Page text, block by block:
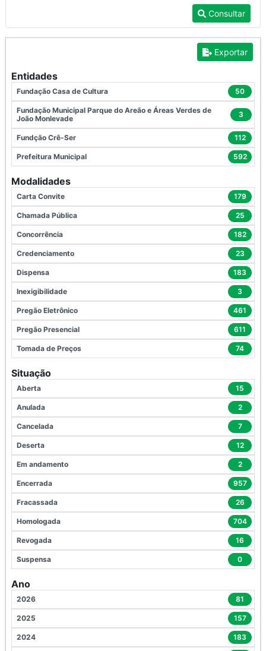
Consultar
Exportar
Entidades
Fundação Casa de Cultura 50
Fundação Municipal Parque do Areão e Áreas Verdes de
João Monlevade
3
Fundção Crê-Ser 112
Prefeitura Municipal 592
Modalidades
Carta Convite 179
Chamada Pública 25
Concorrência 182
Credenciamento 23
Dispensa 183
Inexigibilidade 3
Pregão Eletrônico 461
Pregão Presencial 611
Tomada de Preços 74
Situação
Aberta 15
Anulada 2
Cancelada 7
Deserta 12
Em andamento 2
Encerrada 957
Fracassada 26
Homologada 704
Revogada 16
Suspensa 0
Ano
2026 81
2025 157
2024 183